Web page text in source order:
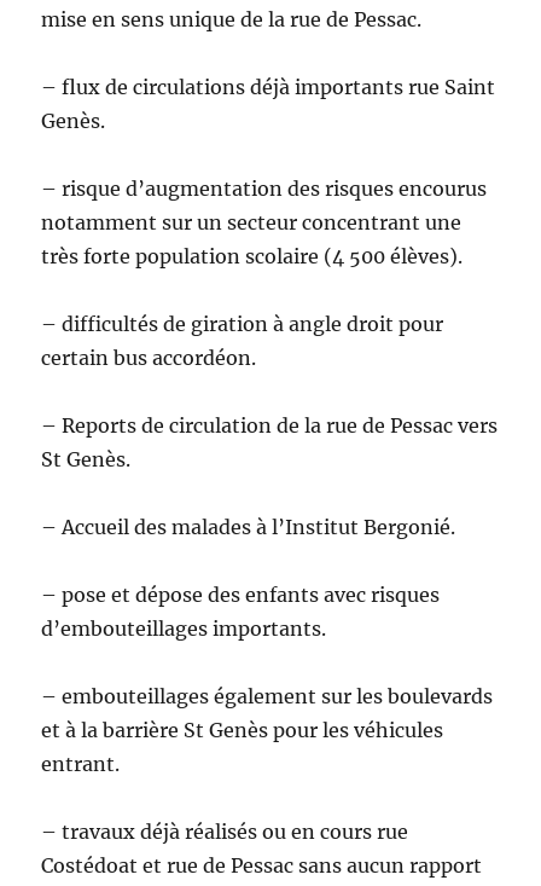
mise en sens unique de la rue de Pessac.
– flux de circulations déjà importants rue Saint
Genès.
– risque d’augmentation des risques encourus
notamment sur un secteur concentrant une
très forte population scolaire (4 500 élèves).
– difficultés de giration à angle droit pour
certain bus accordéon.
– Reports de circulation de la rue de Pessac vers
St Genès.
– Accueil des malades à l’Institut Bergonié.
– pose et dépose des enfants avec risques
d’embouteillages importants.
– embouteillages également sur les boulevards
et à la barrière St Genès pour les véhicules
entrant.
– travaux déjà réalisés ou en cours rue
Costédoat et rue de Pessac sans aucun rapport